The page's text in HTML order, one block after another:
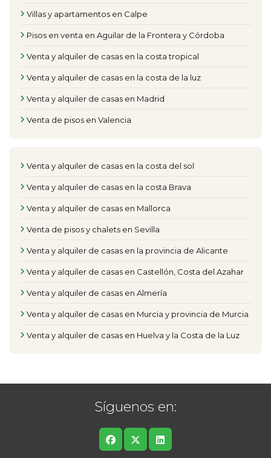
Villas y apartamentos en Calpe
Pisos en venta en Aguilar de la Frontera y Córdoba
Venta y alquiler de casas en la costa tropical
Venta y alquiler de casas en la costa de la luz
Venta y alquiler de casas en Madrid
Venta de pisos en Valencia
Venta y alquiler de casas en la costa del sol
Venta y alquiler de casas en la costa Brava
Venta y alquiler de casas en Mallorca
Venta de pisos y chalets en Sevilla
Venta y alquiler de casas en la provincia de Alicante
Venta y alquiler de casas en Castellón, Costa del Azahar
Venta y alquiler de casas en Almería
Venta y alquiler de casas en Murcia y provincia de Murcia
Venta y alquiler de casas en Huelva y la Costa de la Luz
Síguenos en: